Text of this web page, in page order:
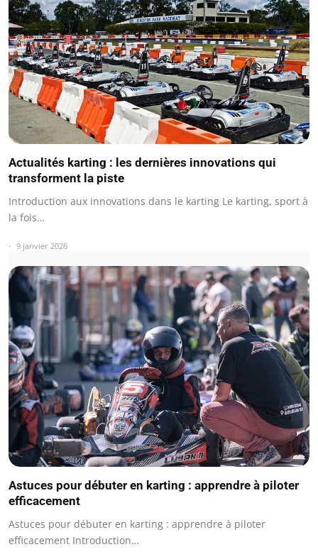
Actualités karting : les dernières innovations qui
transforment la piste
Introduction aux innovations dans le karting Le karting, sport à
la fois…
9 janvier 2026
Astuces pour débuter en karting : apprendre à piloter
efficacement
Astuces pour débuter en karting : apprendre à piloter
efficacement Introduction…